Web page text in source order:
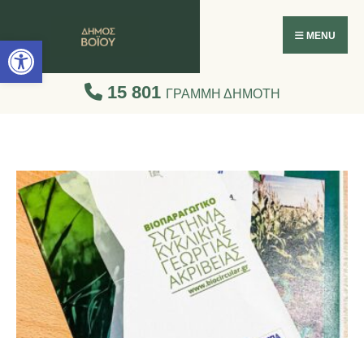
Ανοίξτε τη γραμμή εργαλείων
MENU
15 801 ΓΡΑΜΜΗ ΔΗΜΟΤΗ